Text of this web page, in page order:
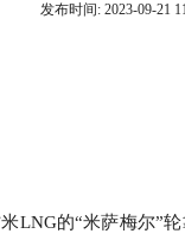
发布时间: 2023-09-21
LNG的“米萨梅尔”轮